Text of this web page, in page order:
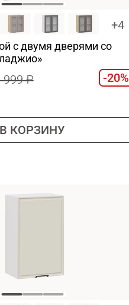
+4
c двумя дверями со
999 -20%
В КОРЗИНУ